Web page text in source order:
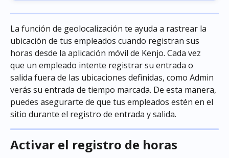
La función de geolocalización te ayuda a rastrear la
ubicación de tus empleados cuando registran sus
horas desde la aplicación móvil de Kenjo. Cada vez
que un empleado intente registrar su entrada o
salida fuera de las ubicaciones definidas, como Admin
verás su entrada de tiempo marcada. De esta manera,
puedes asegurarte de que tus empleados estén en el
sitio durante el registro de entrada y salida.
Activar el registro de horas